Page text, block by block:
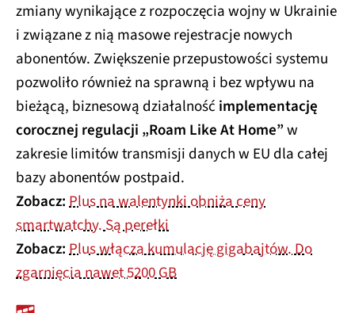
zmiany wynikające z rozpoczęcia wojny w Ukrainie
i związane z nią masowe rejestracje nowych
abonentów. Zwiększenie przepustowości systemu
pozwoliło również na sprawną i bez wpływu na
bieżącą, biznesową działalność implementację
corocznej regulacji „Roam Like At Home”w
zakresie limitów transmisji danych w EU dla całej
bazy abonentów postpaid.
Zobacz:Plus na walentynki obniża ceny
smartwatchy. Są perełki
Zobacz:Plus włącza kumulację gigabajtów. Do
zgarnięcia nawet 5200 GB